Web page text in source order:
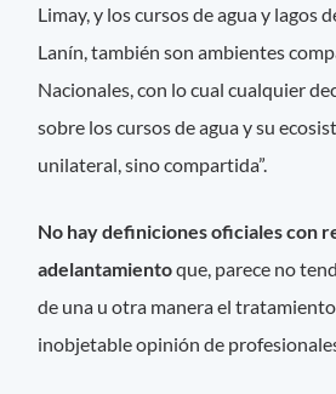
Limay, y los cursos de agua y lagos
Lanín, también son ambientes
Nacionales, con lo cual cualquier
sobre los cursos de agua y su
unilateral, sino compartida”.
No hay definiciones oficiales con
adelantamientoque, parece no
de una u otra manera el
inobjetable opinión de